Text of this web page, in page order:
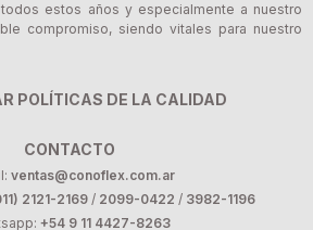
estos años y especialmente a nuestro
compromiso, siendo vitales para nuestro
POLÍTICAS DE LA CALIDAD
CONTACTO
ventas@conoflex.com.ar
2121-2169 / 2099-0422 / 3982-1196
+54 9 11 4427-8263